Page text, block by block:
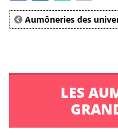
Aumôneries des
LES